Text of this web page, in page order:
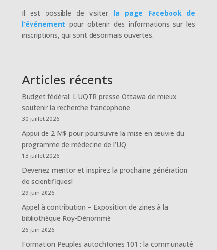
Il est possible de visiter la page Facebook de
l’événement pour obtenir des informations sur les
inscriptions, qui sont désormais ouvertes.
Articles récents
Budget fédéral: L’UQTR presse Ottawa de mieux
soutenir la recherche francophone
30 juillet 2026
Appui de 2 M$ pour poursuivre la mise en œuvre du
programme de médecine de l’UQ
13 juillet 2026
Devenez mentor et inspirez la prochaine génération
de scientifiques!
29 juin 2026
Appel à contribution – Exposition de zines à la
bibliothèque Roy-Dénommé
26 juin 2026
Formation Peuples autochtones 101 : la communauté